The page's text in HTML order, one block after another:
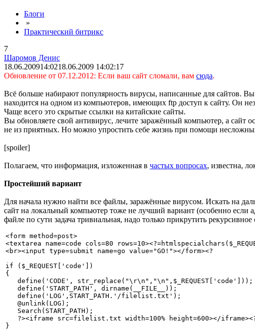
Блоги
»
Практический битрикс
7
Шаромов Денис
18.06.200914:0218.06.2009 14:02:17
Обновление от 07.12.2012: Если ваш сайт сломали, вам сюда.
Всё больше набирают популярность вирусы, написанные для сайтов.
находится на одном из компьютеров, имеющих ftp доступ к сайту. Он
Чаще всего это скрытые ссылки на китайские сайты.
Вы обновляете свой антивирус, лечите заражённый компьютер, а сайт
не из приятных. Но можно упростить себе жизнь при помощи
[spoiler]
Полагаем, что информация, изложенная в частых вопросах, известна,
Простейший вариант
Для начала нужно найти все файлы, заражённые вирусом. Искать на
сайт на локальный компьютер тоже не лучший вариант (особенно если
файле по сути задача тривиальная, надо только прикрутить
<form method=post>
<textarea name=code cols=80
<br><input type=submit name=go value="GO!"></form><?
if ($_REQUEST['code'])
{
define('CODE',
define('START_PATH', dirname(__FILE__));
define('LOG',START_PATH.'/filelist.txt');
@unlink(LOG);
Search(START_PATH);
?><iframe src=filelist.txt width=100% height=600></
}